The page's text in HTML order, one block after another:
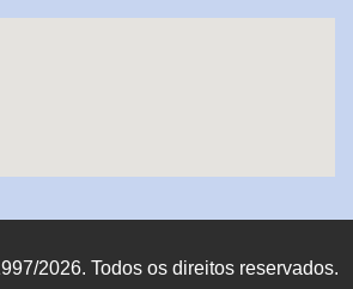
2026. Todos os direitos reservados.